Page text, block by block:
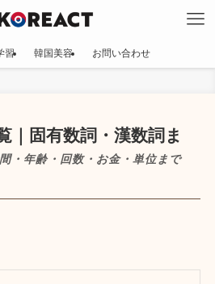
習 韓国美容 お問い合わせ
｜固有数詞・漢数詞ま
・年齢・回数・お金・単位まで